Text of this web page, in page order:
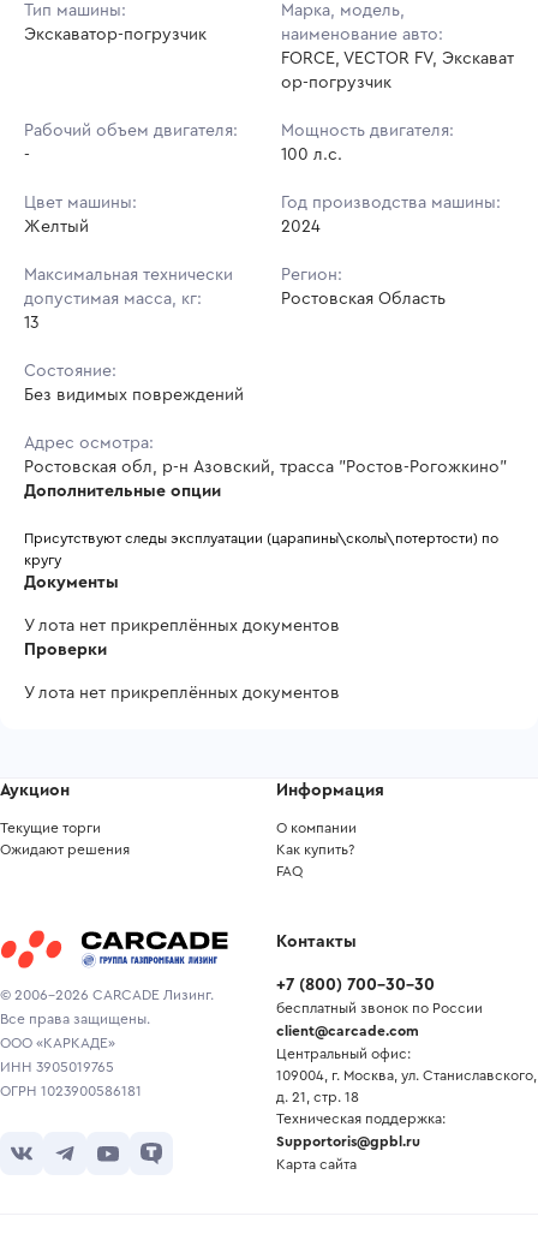
Тип машины:
Экскаватор-погрузчик
Марка, модель,
наименование авто:
FORCE, VECTOR FV, Экскават
ор-погрузчик
Рабочий объем двигателя:
-
Мощность двигателя:
100 л.с.
Цвет машины:
Желтый
Год производства машины:
2024
Максимальная технически
допустимая масса, кг:
13
Регион:
Ростовская Область
Состояние:
Без видимых повреждений
Адрес осмотра:
Ростовская обл, р-н Азовский, трасса "Ростов-Рогожкино"
Дополнительные опции
Присутствуют следы эксплуатации (царапины\сколы\потертости) по
кругу
Документы
У лота нет прикреплённых документов
Проверки
У лота нет прикреплённых документов
© 2006-2026 CARCADE Лизинг.
Все права защищены.
ООО «КАРКАДЕ»
ИНН 3905019765
ОГРН 1023900586181
Аукцион
Текущие торги
Ожидают решения
Информация
О компании
Как купить?
FAQ
Контакты
+7 (800) 700-30-30
бесплатный звонок по России
client@carcade.com
Центральный офис:
109004, г. Москва, ул. Станиславского,
д. 21, стр. 18
Техническая поддержка:
Supportoris@gpbl.ru
Карта сайта